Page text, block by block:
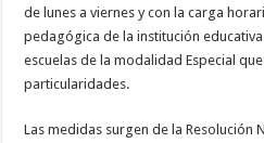
de lunes a viernes y con la carga
pedagógica de la institución
escuelas de la modalidad Especial
particularidades.
Las medidas surgen de la Resolución